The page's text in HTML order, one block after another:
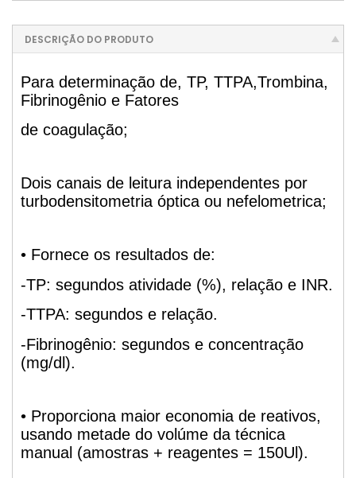
DESCRIÇÃO DO PRODUTO
Para determinação de, TP, TTPA,Trombina,
Fibrinogênio e Fatores
de coagulação;
Dois canais de leitura independentes por
turbodensitometria óptica ou nefelometrica;
• Fornece os resultados de:
-TP: segundos atividade (%), relação e INR.
-TTPA: segundos e relação.
-Fibrinogênio: segundos e concentração
(mg/dl).
• Proporciona maior economia de reativos,
usando metade do volúme da técnica
manual (amostras + reagentes = 150Ul).